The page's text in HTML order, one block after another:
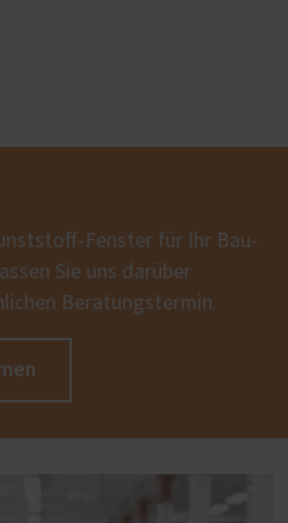
Fenster für Ihr Bau-
Sie uns darüber
Beratungstermin.